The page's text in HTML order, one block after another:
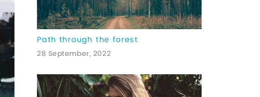
Path through the forest
28 September, 2022